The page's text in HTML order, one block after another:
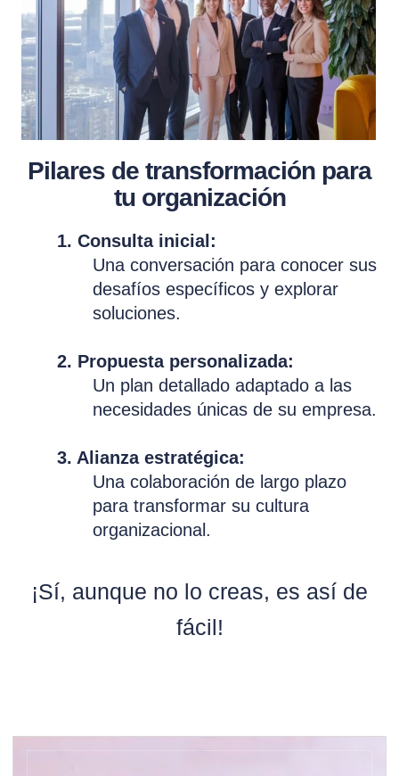
Pilares de transformación para
tu organización
1. Consulta inicial:
Una conversación para conocer sus
desafíos específicos y explorar
soluciones.
2. Propuesta personalizada:
Un plan detallado adaptado a las
necesidades únicas de su empresa.
3. Alianza estratégica:
Una colaboración de largo plazo
para transformar su cultura
organizacional.
¡Sí, aunque no lo creas, es así de
fácil!